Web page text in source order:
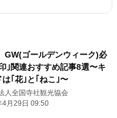
GW(ゴールデンウィーク)必
｣関連おすすめ記事8選〜キ
は｢花｣と｢ねこ｣〜
人全国寺社観光協会
4月29日 09:50